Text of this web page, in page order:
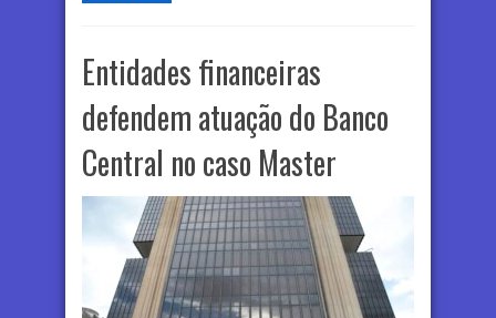
Entidades financeiras
defendem atuação do Banco
Central no caso Master